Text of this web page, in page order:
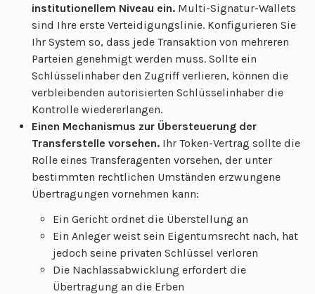
institutionellem Niveau ein. Multi-Signatur-Wallets
sind Ihre erste Verteidigungslinie. Konfigurieren Sie
Ihr System so, dass jede Transaktion von mehreren
Parteien genehmigt werden muss. Sollte ein
Schlüsselinhaber den Zugriff verlieren, können die
verbleibenden autorisierten Schlüsselinhaber die
Kontrolle wiedererlangen.
Einen Mechanismus zur Übersteuerung der
Transferstelle vorsehen. Ihr Token-Vertrag sollte die
Rolle eines Transferagenten vorsehen, der unter
bestimmten rechtlichen Umständen erzwungene
Übertragungen vornehmen kann:
Ein Gericht ordnet die Überstellung an
Ein Anleger weist sein Eigentumsrecht nach, hat
jedoch seine privaten Schlüssel verloren
Die Nachlassabwicklung erfordert die
Übertragung an die Erben